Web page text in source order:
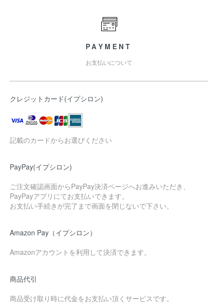
PAYMENT
お支払いについて
クレジットカード(イプシロン)
記載のカードからお選びください
PayPay(イプシロン)
ご注文確認画面からPayPay決済ページへお進みいただき、
PayPayアプリにてお支払いできます。
お支払い手続きが完了まで画面を閉じないで下さい。
Amazon Pay（イプシロン）
Amazonアカウントを利用して決済できます。
商品代引
商品受け取り時に代金をお支払い頂くサービスです。